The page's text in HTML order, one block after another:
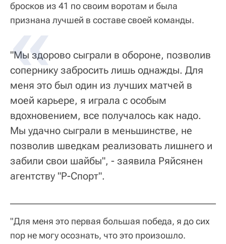
бросков из 41 по своим воротам и была
признана лучшей в составе своей команды.
"Мы здорово сыграли в обороне, позволив
сопернику забросить лишь однажды. Для
меня это был один из лучших матчей в
моей карьере, я играла с особым
вдохновением, все получалось как надо.
Мы удачно сыграли в меньшинстве, не
позволив шведкам реализовать лишнего и
забили свои шайбы", - заявила Ряйсянен
агентству "Р-Спорт".
"Для меня это первая большая победа, я до сих
пор не могу осознать, что это произошло.